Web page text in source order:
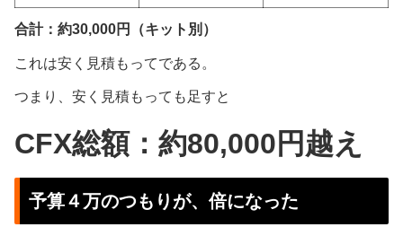
合計：約30,000円（キット別）
これは安く見積もってである。
つまり、安く見積もっても足すと
CFX総額：約80,000円 越え
予算４万のつもりが、倍になった